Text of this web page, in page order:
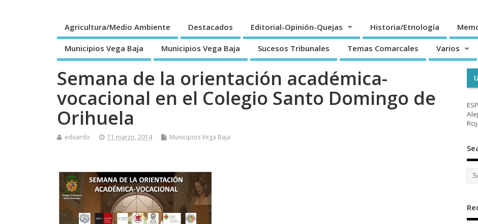
Agricultura/Medio Ambiente Destacados Editorial-Opinión-Quejas Historia/Etnología
Municipios Vega Baja Municipios Vega Baja Sucesos Tribunales Temas Comarcales Varios
Semana de la orientación académica-
vocacional en el Colegio Santo Domingo de
Orihuela
eduardo 11 marzo, 2014 Municipios Vega Baja